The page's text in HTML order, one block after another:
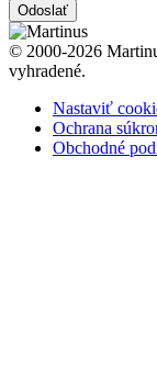
Odoslať
© 2000-2026
vyhradené.
Nastaviť
Ochrana
Obchodné